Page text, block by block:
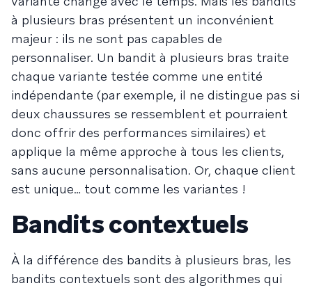
à plusieurs bras présentent un inconvénient
majeur : ils ne sont pas capables de
personnaliser. Un bandit à plusieurs bras traite
chaque variante testée comme une entité
indépendante (par exemple, il ne distingue pas si
deux chaussures se ressemblent et pourraient
donc offrir des performances similaires) et
applique la même approche à tous les clients,
sans aucune personnalisation. Or, chaque client
est unique… tout comme les variantes !
Bandits contextuels
À la différence des bandits à plusieurs bras, les
bandits contextuels sont des algorithmes qui